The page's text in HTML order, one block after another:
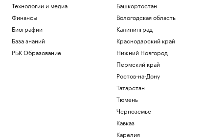
Технологии и медиа
Финансы
Биографии
База знаний
РБК Образование
Башкортостан
Вологодская область
Калининград
Краснодарский край
Нижний Новгород
Пермский край
Ростов-на-Дону
Татарстан
Тюмень
Черноземье
Кавказ
Карелия